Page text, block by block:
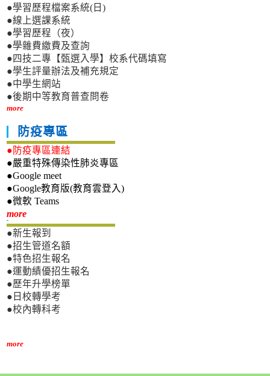
●學習歷程檔案系統(日)
●線上選課系統
●學習歷程（夜）
●學雜費繳費及查詢
●四技二專【甄選入學】校系代碼填寫
●學生評量辦法及補充規定
●中學生網站
●後期中等教育普查問卷
more
防疫專區
●防疫專區連結
●嚴重特殊傳染性肺炎專區
●Google meet
●Google教育版(教育雲登入)
●微軟 Teams
more新生專區
●新生報到
●招生管道名額
●特色招生報名
●運動績優招生報名
●歷年升學榜單
●日校轉學考
●校內轉科考
more